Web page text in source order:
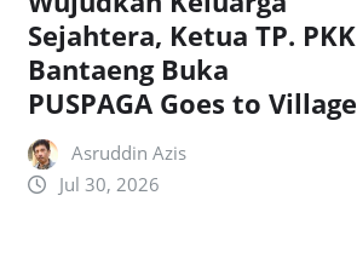
Sejahtera, Ketua TP. PKK
Bantaeng Buka
PUSPAGA Goes to Village
Asruddin Azis
Jul 30, 2026